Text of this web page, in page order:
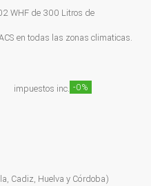
WHF de 300 Litros de
en todas las zonas climaticas.
impuestos inc. -0%
Cadiz, Huelva y Córdoba)